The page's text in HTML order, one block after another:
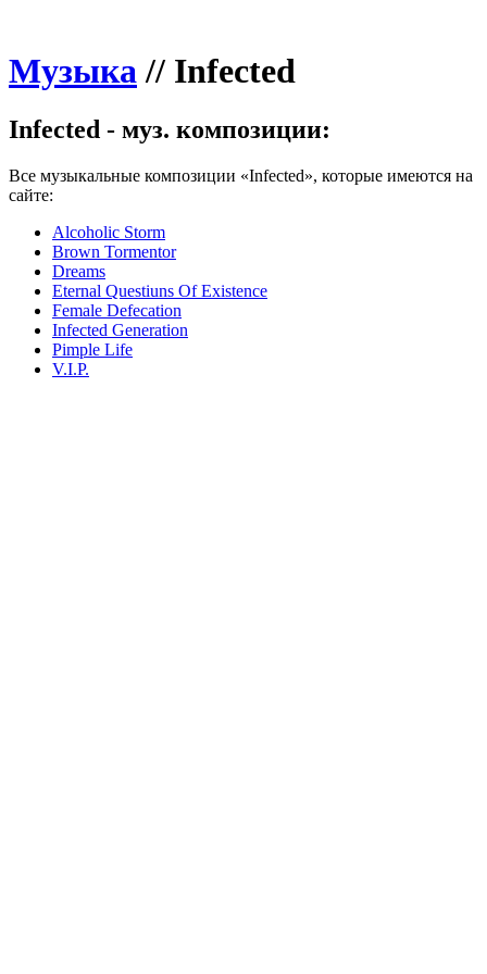
Музыка// Infected
Infected - муз. композиции:
Все музыкальные композиции «Infected», которые имеются на
сайте:
Alcoholic Storm
Brown Tormentor
Dreams
Eternal Questiuns Of Existence
Female Defecation
Infected Generation
Pimple Life
V.I.P.